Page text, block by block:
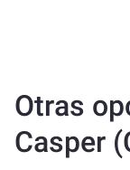
Otras
Casper